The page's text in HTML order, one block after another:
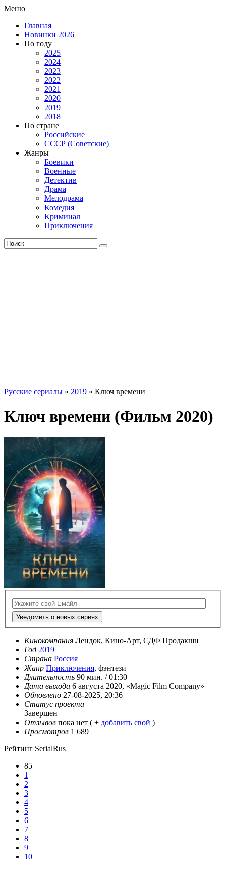
Меню
Главная
Новинки 2026
По году
2025
2024
2023
2022
2021
2020
2019
2018
По стране
Российские
СССР (Советские)
Жанры
Боевики
Военные
Детектив
Драма
Мелодрама
Комедия
Криминал
Приключения
Русские сериалы » 2019 » Ключ времени
Ключ времени (Фильм 2020)
Уведомить о новых сериях
Кинокомпания Лендок, Кино-Арт, СДФ Продакшн
Год 2019
Страна Россия
Жанр Приключения, фэнтези
Длительность 90 мин. / 01:30
Дата выхода 6 августа 2020, «Magic Film Company»
Обновлено 27-08-2025, 20:36
Статус проекта
Завершен
Отзывов пока нет ( + добавить свой )
Просмотров 1 689
Рейтинг SerialRus
85
1
2
3
4
5
6
7
8
9
10